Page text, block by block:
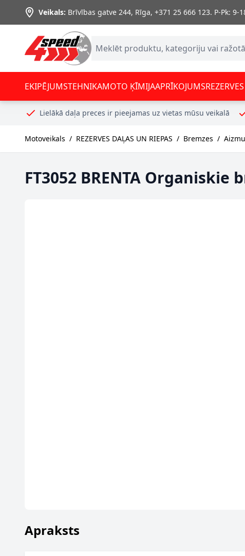
Skip to Content
Veikals: Brīvības gatve 244, Rīga, +371 25 666 123. P-Pk: 9-
EKIPĒJUMSTEHNIKAMOTO ĶĪMIJAAPRĪKOJUMS
Lielākā daļa preces ir pieejamas uz vietas mūsu veikalā
Motoveikals / REZERVES DAĻAS UN RIEPAS / Bremzes /
FT3052 BRENTA Organiskie
Apraksts